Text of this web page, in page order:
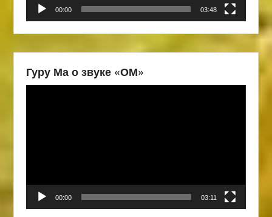
00:00 03:48
Гуру Ма о звуке «ОМ»
00:00 03:11